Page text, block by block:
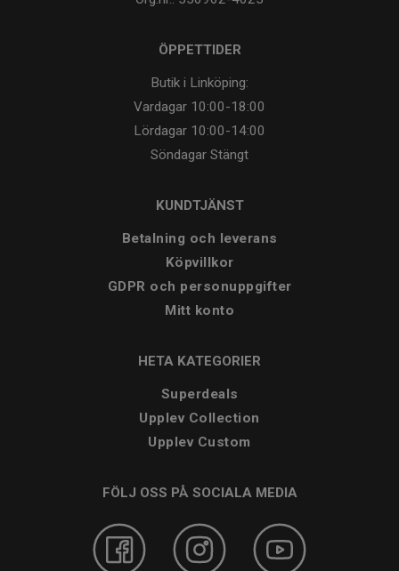
ÖPPETTIDER
Butik i Linköping:
Vardagar 10:00-18:00
Lördagar 10:00-14:00
Söndagar Stängt
KUNDTJÄNST
Betalning och leverans
Köpvillkor
GDPR och personuppgifter
Mitt konto
HETA KATEGORIER
Superdeals
Upplev Collection
Upplev Custom
FÖLJ OSS PÅ SOCIALA MEDIA